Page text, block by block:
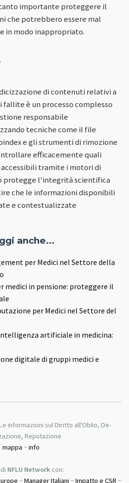
importante proteggere il
che potrebbero essere mal
in modo inappropriato.
di contenuti relativi a
è un processo complesso
responsabile
tecniche come il file
e gli strumenti di rimozione
efficacemente quali
tramite i motori di
protegge l'integrità scientifica
che le informazioni disponibili
e contestualizzate
anche...
per Medici nel Settore della
in pensione: proteggere il
per Medici nel Settore del
artificiale in medicina:
digitale di gruppi medici e
informazioni sul Diritto all'Oblio, De-
Reputazione
mappa ~info
NFLU Network con:
~Manager Italiani ~Impatto e CSR ~